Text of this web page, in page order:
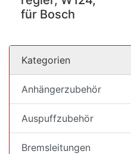
für Bosch
Kategorien
Anhängerzubehör
Auspuffzubehör
Bremsleitungen